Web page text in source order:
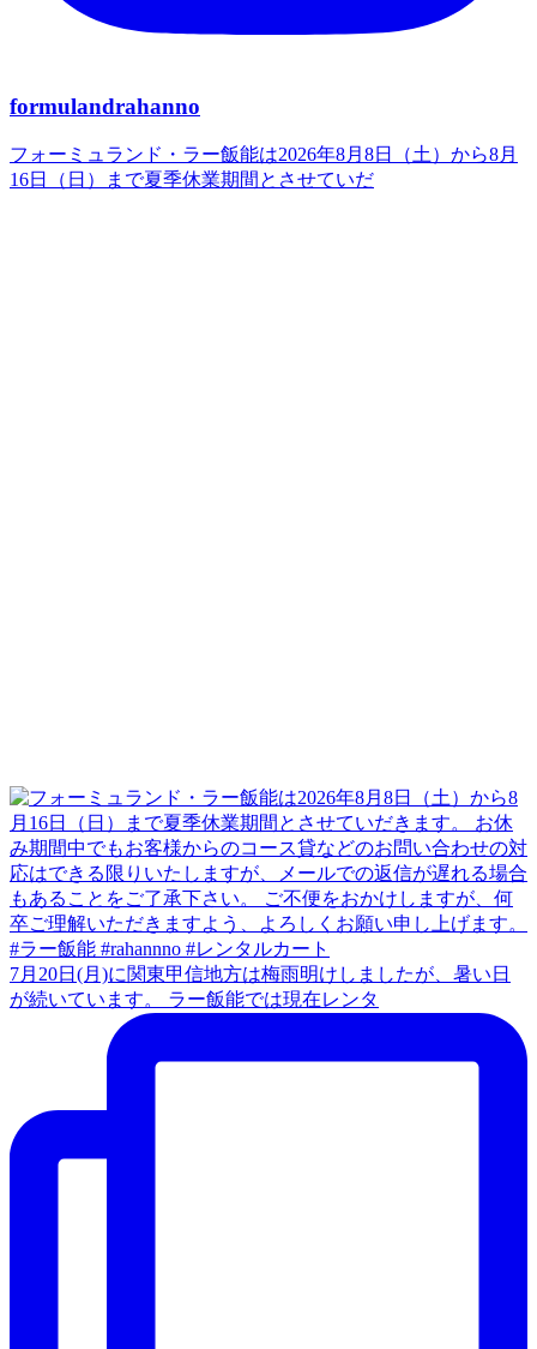
formulandrahanno
フォーミュランド・ラー飯能は2026年8月8日（土）から8月
16日（日）まで夏季休業期間とさせていだ
7月20日(月)に関東甲信地方は梅雨明けしましたが、暑い日
が続いています。 ラー飯能では現在レンタ